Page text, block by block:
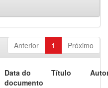
Anterior 1 Próximo
Data do
documento
Título